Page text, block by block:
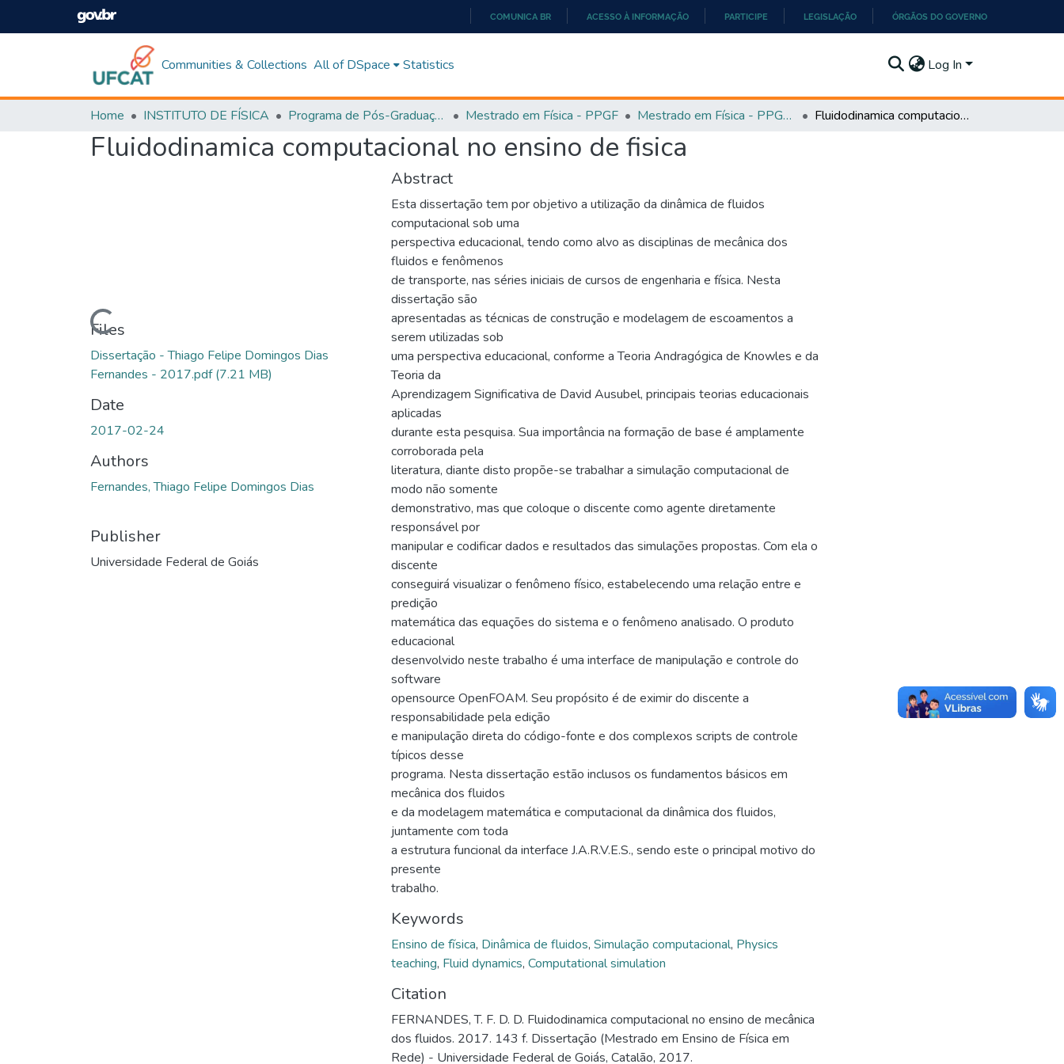
CONTEÚDO
COMUNICA BR ACESSO À INFORMAÇÃO PARTICIPE LEGISLAÇÃO ÓRGÃOS DO GOVERNO
Communities & Collections All of DSpace Statistics Log In
Home INSTITUTO DE FÍSICA Programa de Pós-Graduação em Física (PPGEF) Mestrado em Física - PPGF Mestrado em Física - PPGEF Fluidodinamica computacional no ensino de fisica
Fluidodinamica computacional no ensino de fisica
Loading...
Files
Dissertação - Thiago Felipe Domingos Dias
Fernandes - 2017.pdf(7.21 MB)
Date
2017-02-24
Authors
Fernandes, Thiago Felipe Domingos Dias
Publisher
Universidade Federal de Goiás
Abstract
Esta dissertação tem por objetivo a utilização da dinâmica de fluidos
computacional sob uma
perspectiva educacional, tendo como alvo as disciplinas de mecânica dos
fluidos e fenômenos
de transporte, nas séries iniciais de cursos de engenharia e física. Nesta
dissertação são
apresentadas as técnicas de construção e modelagem de escoamentos a
serem utilizadas sob
uma perspectiva educacional, conforme a Teoria Andragógica de Knowles e da
Teoria da
Aprendizagem Significativa de David Ausubel, principais teorias educacionais
aplicadas
durante esta pesquisa. Sua importância na formação de base é amplamente
corroborada pela
literatura, diante disto propõe-se trabalhar a simulação computacional de
modo não somente
demonstrativo, mas que coloque o discente como agente diretamente
responsável por
manipular e codificar dados e resultados das simulações propostas. Com ela o
discente
conseguirá visualizar o fenômeno físico, estabelecendo uma relação entre e
predição
matemática das equações do sistema e o fenômeno analisado. O produto
educacional
desenvolvido neste trabalho é uma interface de manipulação e controle do
software
opensource OpenFOAM. Seu propósito é de eximir do discente a
responsabilidade pela edição
e manipulação direta do código-fonte e dos complexos scripts de controle
típicos desse
programa. Nesta dissertação estão inclusos os fundamentos básicos em
mecânica dos fluidos
e da modelagem matemática e computacional da dinâmica dos fluidos,
juntamente com toda
a estrutura funcional da interface J.A.R.V.E.S., sendo este o principal motivo do
presente
trabalho.
Keywords
Ensino de fĩsica, Dinâmica de fluidos, Simulação computacional, Physics
teaching, Fluid dynamics, Computational simulation
Citation
FERNANDES, T. F. D. D. Fluidodinamica computacional no ensino de mecânica
dos fluidos. 2017. 143 f. Dissertação (Mestrado em Ensino de Física em
Rede) - Universidade Federal de Goiás, Catalão, 2017.